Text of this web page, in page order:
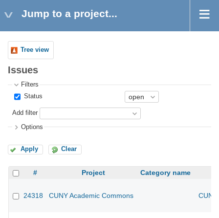
Jump to a project...
Tree view
Issues
Filters
Status
Add filter
Options
Apply Clear
# Project Category name
24318 CUNY Academic Commons